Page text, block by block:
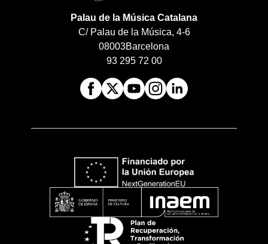
Palau de la Música Catalana
C/ Palau de la Música, 4-6
08003Barcelona
93 295 72 00